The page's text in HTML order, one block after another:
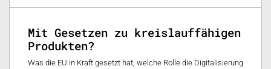
Mit Gesetzen zu kreislauffähigen
Produkten?
Was die EU in Kraft gesetzt hat, welche Rolle die Digitalisierung